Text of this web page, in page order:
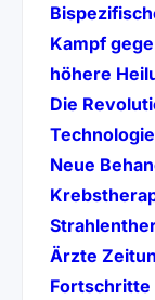
Kampf
höhere
Die
Neue
Ärzte
Fortschritte